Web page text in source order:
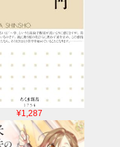
¥1,287